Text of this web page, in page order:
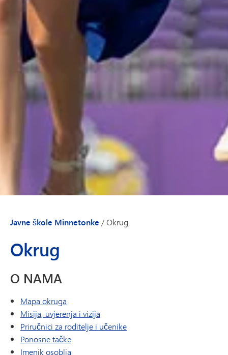
Javne škole Minnetonke /Okrug
Okrug
O NAMA
Mapa okruga
Misija, uvjerenja i vizija
Priručnici za roditelje i učenike
Ponosne tačke
Imenik osoblja